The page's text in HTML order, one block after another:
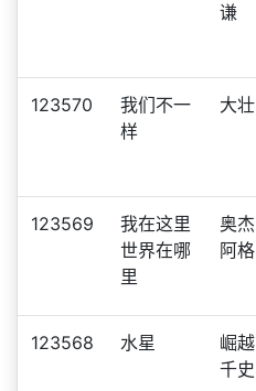
谦
123570
我们不一
样
大壮
123569
我在这里
世界在哪
里
奥杰
阿格
123568 水星
崛越
千史